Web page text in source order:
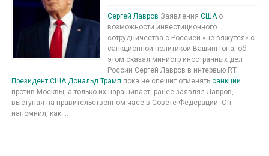
Сергей Лавров Заявления СШАо
возможности инвестиционного
сотрудничества с Россией «не вяжутся» с
санкционной политикой Вашингтона, об
этом сказал министр иностранных дел
России Сергей Лавров в интервью RT.
Президент США Дональд Трамп пока не спешит отменять санкции
против Москвы, а только их наращивает, ранее заявлял Лавров,
выступая на правительственном часе в Совете Федерации. Он
напомнил, как ...